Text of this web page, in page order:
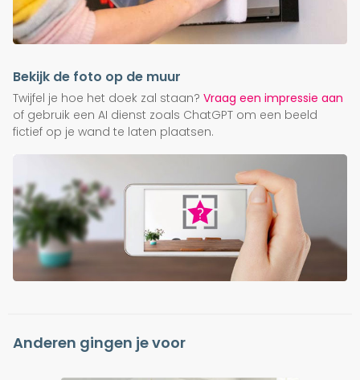
Bekijk de foto op de muur
Twijfel je hoe het doek zal staan? Vraag een impressie aan
of gebruik een AI dienst zoals ChatGPT om een beeld
fictief op je wand te laten plaatsen.
Anderen gingen je voor